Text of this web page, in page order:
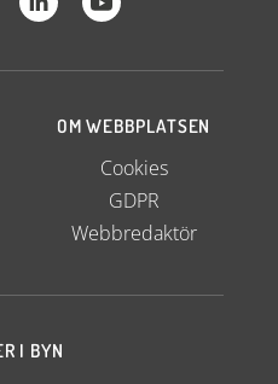
OM WEBBPLATSEN
Cookies
GDPR
Webbredaktör
I BYN